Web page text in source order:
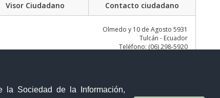
la Sociedad de la Información,
Visor Ciudadano Contacto ciudadano
Olmedo y 10 de Agosto 5931
Tulcán - Ecuador
Teléfono: (06) 298-5920